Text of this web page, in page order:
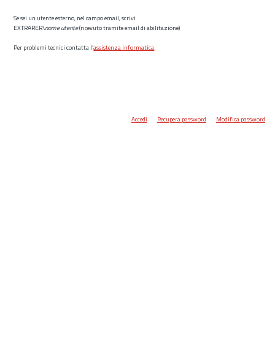
Se sei un utente esterno, nel campo email, scrivi
EXTRARER\nome utente(ricevuto tramite email di abilitazione)
Per problemi tecnici contatta l’assistenza informatica.
Accedi Recupera password Modifica password